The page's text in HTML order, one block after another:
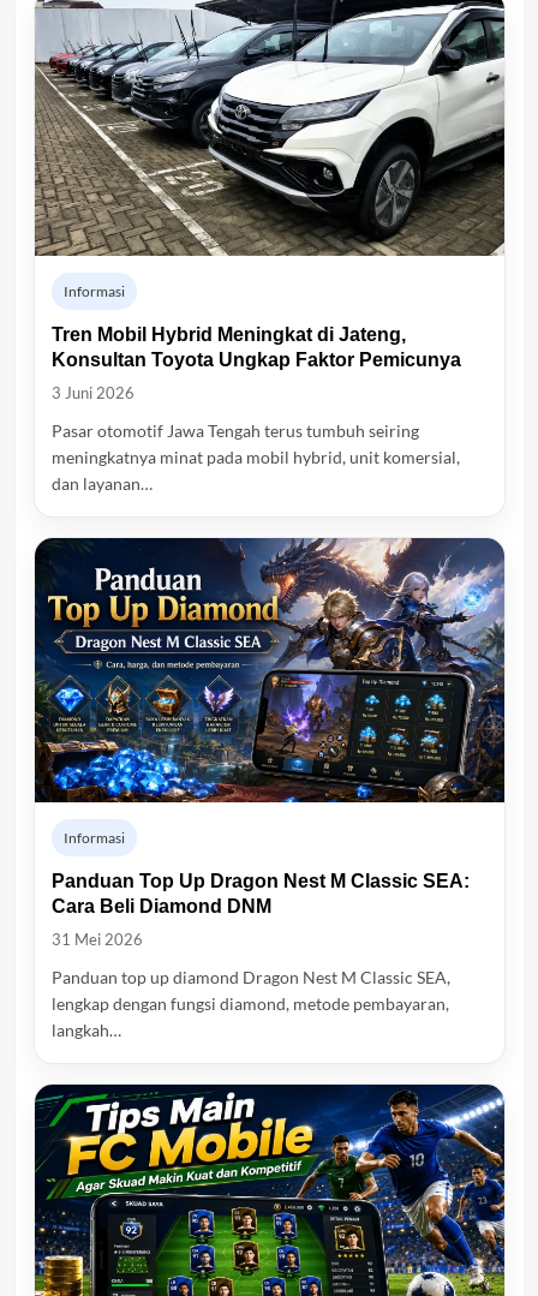
Informasi
Tren Mobil Hybrid Meningkat di Jateng,
Konsultan Toyota Ungkap Faktor Pemicunya
3 Juni 2026
Pasar otomotif Jawa Tengah terus tumbuh seiring
meningkatnya minat pada mobil hybrid, unit komersial,
dan layanan…
Informasi
Panduan Top Up Dragon Nest M Classic SEA:
Cara Beli Diamond DNM
31 Mei 2026
Panduan top up diamond Dragon Nest M Classic SEA,
lengkap dengan fungsi diamond, metode pembayaran,
langkah…